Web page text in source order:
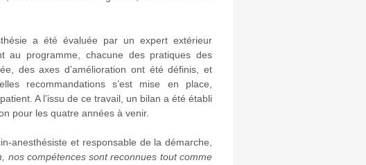
a été évaluée par un expert extérieur
au programme, chacune des pratiques des
des axes d’amélioration ont été définis, et
recommandations s’est mise en place,
A l’issu de ce travail, un bilan a été établi
pour les quatre années à venir.
anesthésiste et responsable de la démarche,
nos compétences sont reconnues tout comme